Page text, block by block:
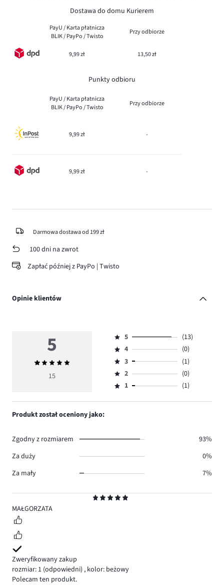
Dostawa do domu Kurierem
PayU / Karta płatnicza
BLIK / PayPo / Twisto
Przy odbiorze
9,99 zł 13,50 zł
Punkty odbioru
PayU / Karta płatnicza
BLIK / PayPo / Twisto
Przy odbiorze
9,99 zł -
9,99 zł -
Darmowa dostawa od 199 zł
100 dni na zwrot
Zapłać później z PayPo | Twisto
Opinie klientów
5
MAŁGORZATA
Zweryfikowany zakup
rozmiar: 1 (odpowiedni) , kolor: beżowy
Polecam ten produkt.
5
Średnia
ocena
15
Ocena
5,
ilość
głosów
13.
5
(13)
Ocena
4,
ilość
głosów
4
(0)
Ocena
3,
ilość
3
(1)
Ocena
2,
2
(0)
Ocena
1,
1 (1)
Produkt został oceniony jako:
Zgodny z rozmiarem
93%
Za duży
0%
Za mały
7%